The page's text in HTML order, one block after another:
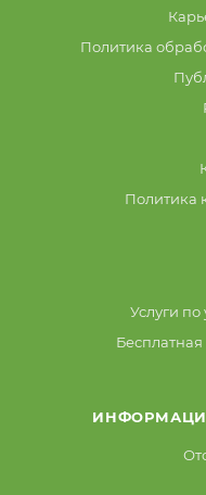
Политика
Политика
Услуги по
Бесплатная